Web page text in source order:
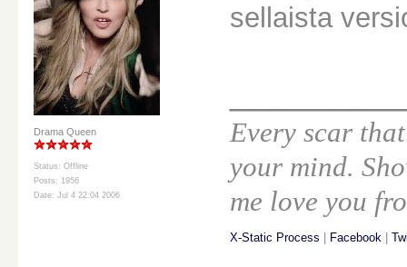
Drama Queen
Status: Offline
Posts: 1956
Date: Jul 4 22:04 2006
sellaista
Every scar
your mind.
me love you
X-Static Process Facebook